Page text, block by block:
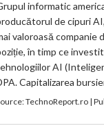
informatic
de cipuri
valoroasă companie
în timp ce
AI
Capitalizarea
TechnoReport.ro|